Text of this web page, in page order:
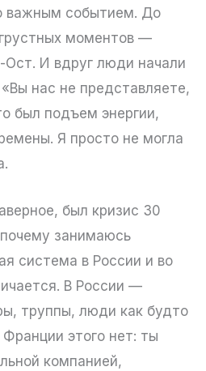
важным событием. До
моментов —
Ост. И вдруг люди начали
нас не представляете,
был подъем энергии,
Я просто не могла
был кризис 30
занимаюсь
система в России и во
В России —
труппы, люди как будто
этого нет: ты
компанией,